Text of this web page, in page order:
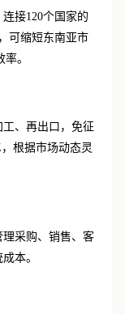
接120个国家的
可缩短东南亚市
。
、再出口，免征
根据市场动态灵
采购、销售、客
本。